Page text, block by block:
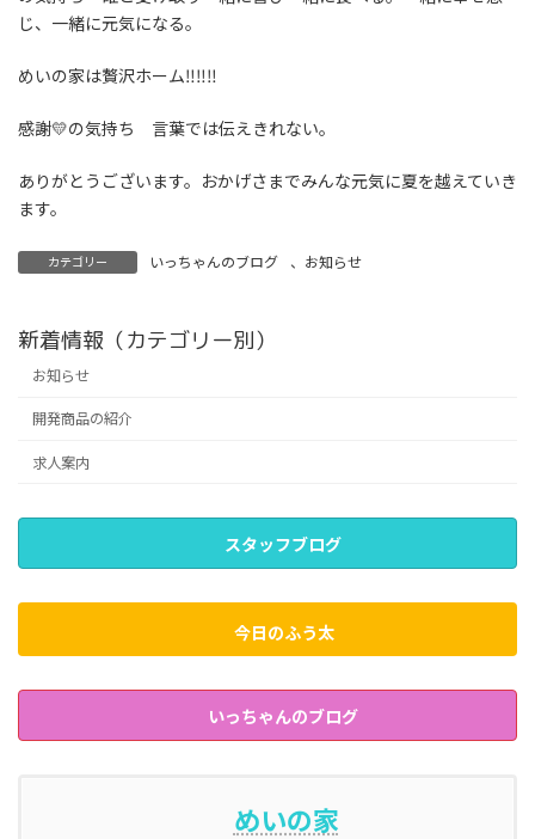
じ、一緒に元気になる。
めいの家は贅沢ホーム‼‼‼
感謝💛の気持ち 言葉では伝えきれない。
ありがとうございます。おかげさまでみんな元気に夏を越えていき
ます。
カテゴリー いっちゃんのブログ 、 お知らせ
新着情報（カテゴリー別）
お知らせ
開発商品の紹介
求人案内
スタッフブログ
今日のふう太
いっちゃんのブログ
めいの家